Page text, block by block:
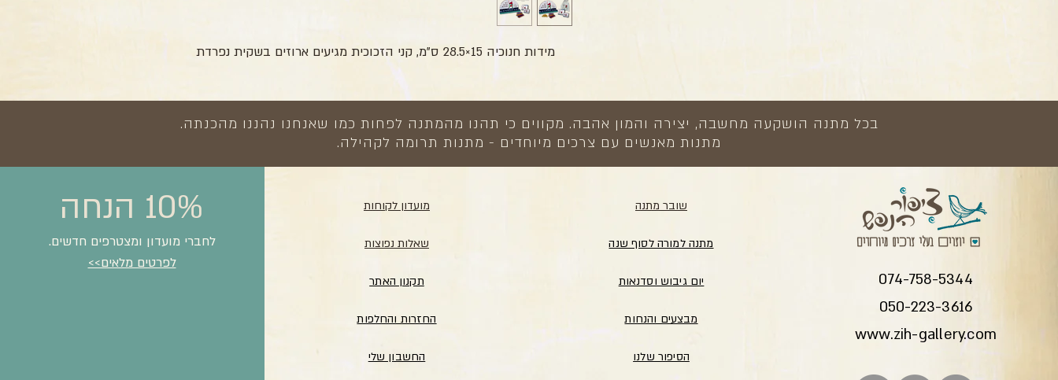
מידות חנוכיה 15×28.5 ס"מ, קני הזכוכית מגיעים ארוזים בשקית נפרדת
בכל מתנה הושקעה מחשבה, יצירה והמון אהבה. מקווים כי תהנו מהמתנה לפחות כמו שאנחנו נהננו מהכנתה.
מתנות מאנשים עם צרכים מיוחדים - מתנות תרומה לקהילה.
10% הנחה
לחברי מועדון ומצטרפים חדשים.
לפרטים מלאים>>
מועדון לקוחות
שאלות נפוצות
תקנון האתר
החזרות והחלפות
החשבון שלי
שובר מתנה
מתנה למורה לסוף שנה
יום גיבוש וסדנאות
מבצעים והנחות
הסיפור שלנו
074-758-5344
050-223-3616
www.zih-gallery.com